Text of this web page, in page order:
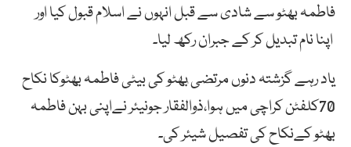
فاطمہ بھٹو سے شادی سے قبل انہوں نے اسلام قبول کیا اور
اپنا نام تبدیل کر کے جبران رکھ لیا۔
یاد رہے گزشتہ دنوں مرتضی ٰبھٹو کی بیٹی فاطمہ بھٹوکا نکاح
70کلفٹن کراچی میں ہوا،ذوالفقار جونیئر نےاپنی بہن فاطمہ
بھٹو کےنکاح کی تفصیل شیئر کی۔